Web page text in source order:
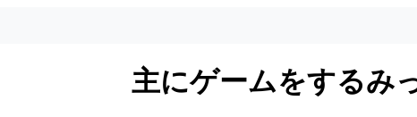
主にゲームをするみ